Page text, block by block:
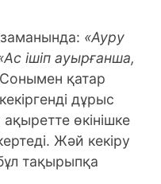
«Ауру
Ас ішіп ауырғанша,
қатар
дұрыс
өкінішке
Жәй кекіру
тақырыпқа